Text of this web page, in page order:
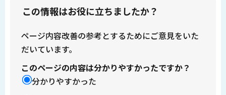
この情報はお役に立ちましたか？
ページ内容改善の参考とするためにご意見をいた
だいています。
このページの内容は分かりやすかったですか？
分かりやすかった